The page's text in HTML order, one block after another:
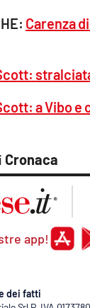
Cronaca
Carenza
a Vibo e
app!
dei fatti